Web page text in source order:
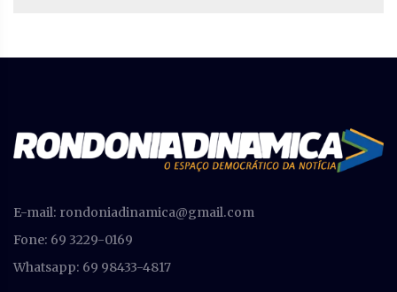
E-mail: rondoniadinamica@gmail.com
Fone: 69 3229-0169
Whatsapp: 69 98433-4817